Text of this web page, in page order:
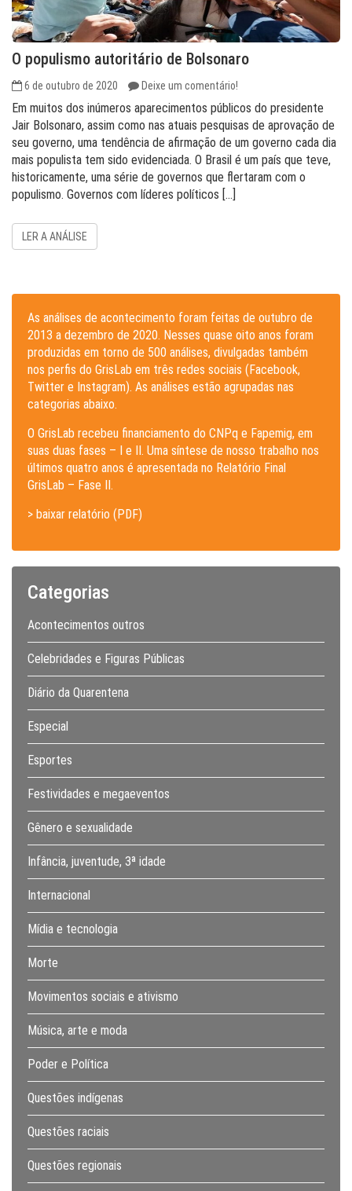
O populismo autoritário de Bolsonaro
6 de outubro de 2020 Deixe um comentário!
Em muitos dos inúmeros aparecimentos públicos do presidente
Jair Bolsonaro, assim como nas atuais pesquisas de aprovação de
seu governo, uma tendência de afirmação de um governo cada dia
mais populista tem sido evidenciada. O Brasil é um país que teve,
historicamente, uma série de governos que flertaram com o
populismo. Governos com líderes políticos […]
LER A ANÁLISE
As análises de acontecimento foram feitas de outubro de
2013 a dezembro de 2020. Nesses quase oito anos foram
produzidas em torno de 500 análises, divulgadas também
nos perfis do GrisLab em três redes sociais (Facebook,
Twitter e Instagram). As análises estão agrupadas nas
categorias abaixo.
O GrisLab recebeu financiamento do CNPq e Fapemig, em
suas duas fases – I e II. Uma síntese de nosso trabalho nos
últimos quatro anos é apresentada no Relatório Final
GrisLab – Fase II.
> baixar relatório (PDF)
Categorias
Acontecimentos outros
Celebridades e Figuras Públicas
Diário da Quarentena
Especial
Esportes
Festividades e megaeventos
Gênero e sexualidade
Infância, juventude, 3ª idade
Internacional
Mídia e tecnologia
Morte
Movimentos sociais e ativismo
Música, arte e moda
Poder e Política
Questões indígenas
Questões raciais
Questões regionais